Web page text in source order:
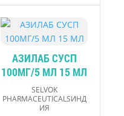
АЗИЛАБ СУСП
100МГ/5 МЛ 15 МЛ
SELVOK
PHARMACEUTICALSИНД
ИЯ